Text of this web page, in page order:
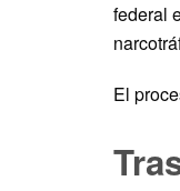
federal
El